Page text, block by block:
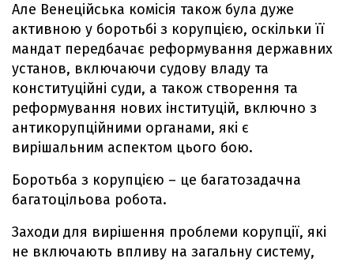
Але Венеційська комісія також була дуже
активною у боротьбі з корупцією, оскільки її
мандат передбачає реформування державних
установ, включаючи судову владу та
конституційні суди, а також створення та
реформування нових інституцій, включно з
антикорупційними органами, які є
вирішальним аспектом цього бою.
Боротьба з корупцією – це багатозадачна
багатоцільова робота.
Заходи для вирішення проблеми корупції, які
не включають впливу на загальну систему,